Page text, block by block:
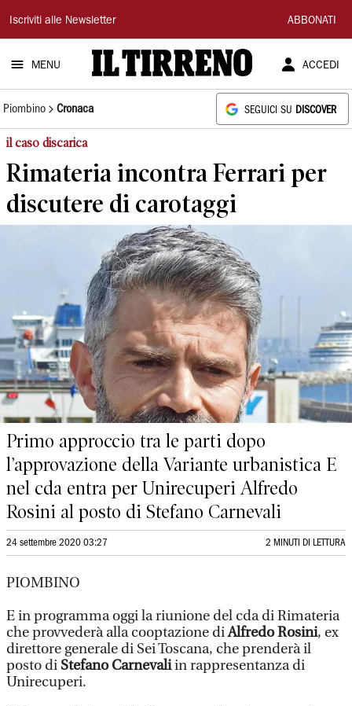
Il
Tirreno
Iscriviti alle Newsletter ABBONATI
MENU ACCEDI
Piombino Cronaca SEGUICI SU DISCOVER
il caso discarica
Rimateria incontra Ferrari per
discutere di carotaggi
Primo approccio tra le parti dopo
l’approvazione della Variante urbanistica E
nel cda entra per Unirecuperi Alfredo
Rosini al posto di Stefano Carnevali
24 settembre 2020 03:27 2 MINUTI DI LETTURA
PIOMBINO
E in programma oggi la riunione del cda di Rimateria
che provvederà alla cooptazione diAlfredo Rosini, ex
direttore generale di Sei Toscana, che prenderà il
posto di Stefano Carnevaliin rappresentanza di
Unirecuperi.